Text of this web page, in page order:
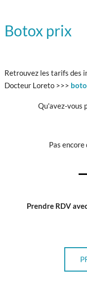
Botox prix
Retrouvez les tarifs des
Docteur Loreto >>>
Qu'avez-vous
Pas
Prendre RDV